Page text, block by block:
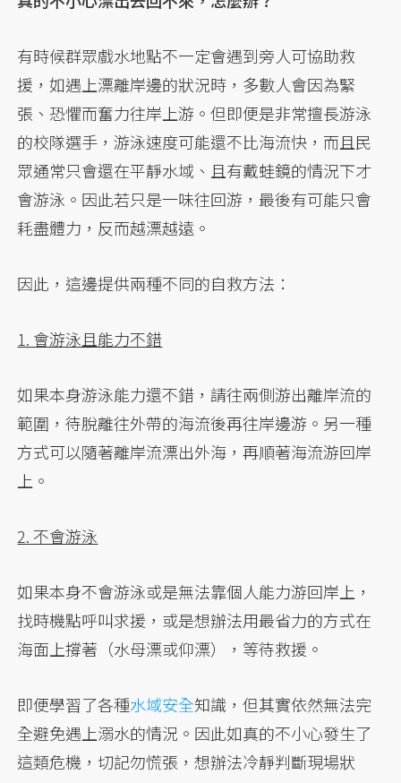
有時候群眾戲水地點不一定會遇到旁人可協助救
援，如遇上漂離岸邊的狀況時，多數人會因為緊
張、恐懼而奮力往岸上游。但即便是非常擅長游泳
的校隊選手，游泳速度可能還不比海流快，而且民
眾通常只會還在平靜水域、且有戴蛙鏡的情況下才
會游泳。因此若只是一味往回游，最後有可能只會
耗盡體力，反而越漂越遠。
因此，這邊提供兩種不同的自救方法：
1. 會游泳且能力不錯
如果本身游泳能力還不錯，請往兩側游出離岸流的
範圍，待脫離往外帶的海流後再往岸邊游。另一種
方式可以隨著離岸流漂出外海，再順著海流游回岸
上。
2. 不會游泳
如果本身不會游泳或是無法靠個人能力游回岸上，
找時機點呼叫求援，或是想辦法用最省力的方式在
海面上撐著（水母漂或仰漂），等待救援。
即便學習了各種水域安全知識，但其實依然無法完
全避免遇上溺水的情況。因此如真的不小心發生了
這類危機，切記勿慌張，想辦法冷靜判斷現場狀